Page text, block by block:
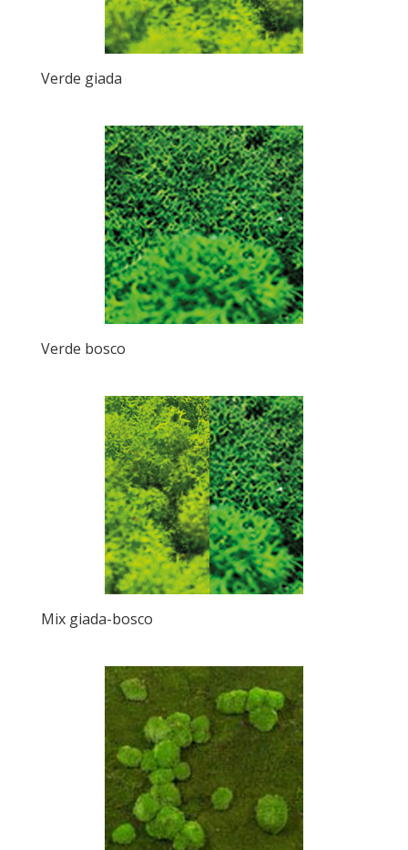
Verde giada
Verde bosco
Mix giada-bosco